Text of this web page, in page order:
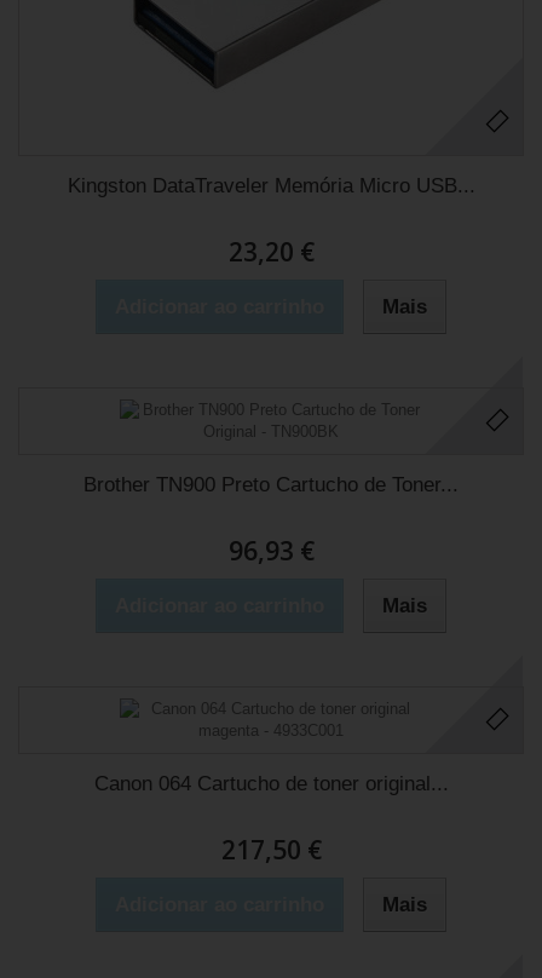
Kingston DataTraveler Memória Micro USB...
23,20 €
Mais
Brother TN900 Preto Cartucho de Toner...
96,93 €
Mais
Canon 064 Cartucho de toner original...
217,50 €
Mais